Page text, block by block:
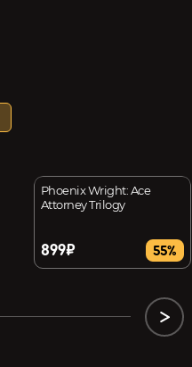
Phoenix Wright: Ace
Attorney Trilogy
899₽ 55%